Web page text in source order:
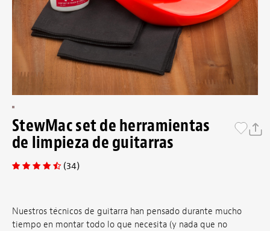
StewMac set de herramientas
de limpieza de guitarras
(34)
Nuestros técnicos de guitarra han pensado durante mucho
tiempo en montar todo lo que necesita (y nada que no